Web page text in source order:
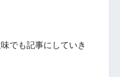
でも記事にしていき